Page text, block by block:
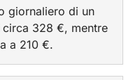
giornaliero di un
328 €, mentre
a 210 €.